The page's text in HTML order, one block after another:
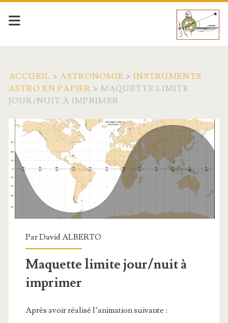
ACCUEIL >ASTRONOMIE >INSTRUMENTS
ASTRO EN PAPIER > MAQUETTE LIMITE
JOUR/NUIT À IMPRIMER
ParDavid ALBERTO
Maquette limite jour/nuit à
imprimer
Après avoir réalisé l’animation suivante :